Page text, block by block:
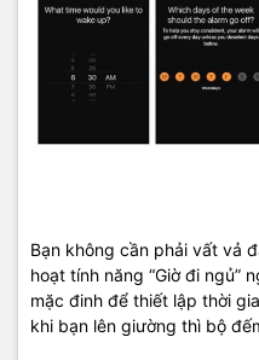
Bạn không cần phải vất vả
hoạt tính năng “Giờ đi ngủ”
mặc đinh để thiết lập thời
khi bạn lên giường thì bộ